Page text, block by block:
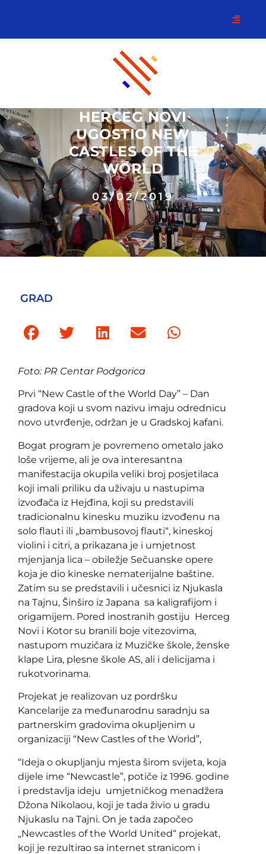
HERCEG NOVI
UGOSTIO NEW
CASTLES OF THE
WORLD
03/02/2019
GRAD
Foto: PR Centar Podgorica
Prvi “New Castle of the World Day” – Dan
gradova koji u svom nazivu imaju odrednicu
novo utvrđenje, održan je u Gradskoj kafani.
Bogat program je povremeno ometalo jako
loše vrijeme, ali je ova interesantna
manifestacija okupila veliki broj posjetilaca
koji imali priliku da uživaju u nastupima
izvođača iz Hejđina, koji su predstavili
tradicionalnu kinesku muziku izvođenu na
solo flauti ili „bambusovoj flauti“, kineskoj
violini i citri, a prikazana je i umjetnost
mjenjanja lica – obiležje Sečuanske opere
koja je dio kineske nematerijalne baštine.
Zatim su se predstavili i učesnici iz Njukasla
na Tajnu, Šinširo iz Japana sa kaligrafijom i
origamijem. Pored inostranih gostiju Herceg
Novi i Kotor su branili boje vitezovima,
nastupom muzičara iz Muzičke škole, ženske
klape Lira, plesne škole AS, ali i delicijama i
rukotvorinama.
Projekat je realizovan uz pordršku
Kancelarije za međunarodnu saradnju sa
partnerskim gradovima okupljenim u
organizaciji “New Castles of the World”,
“Ideja o okupljanju mjesta širom svijeta, koja
dijele ime “Newcastle”, potiče iz 1996. godine
i predstavlja ideju umjetničkog menadžera
Džona Nikolaou, koji je tada živio u gradu
Njukaslu na Tajni. On je tada započeo
„Newcastles of the World United“ projekat,
koji je rezultirao sa internet stranicom i